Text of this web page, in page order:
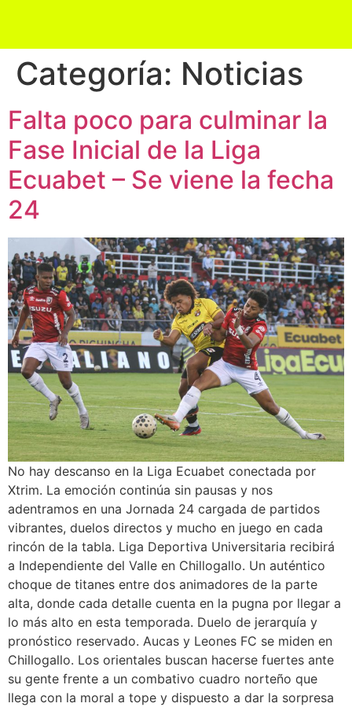
Categoría: Noticias
Falta poco para culminar la
Fase Inicial de la Liga
Ecuabet – Se viene la fecha
24
No hay descanso en la Liga Ecuabet conectada por
Xtrim. La emoción continúa sin pausas y nos
adentramos en una Jornada 24 cargada de partidos
vibrantes, duelos directos y mucho en juego en cada
rincón de la tabla. Liga Deportiva Universitaria recibirá
a Independiente del Valle en Chillogallo. Un auténtico
choque de titanes entre dos animadores de la parte
alta, donde cada detalle cuenta en la pugna por llegar a
lo más alto en esta temporada. Duelo de jerarquía y
pronóstico reservado. Aucas y Leones FC se miden en
Chillogallo. Los orientales buscan hacerse fuertes ante
su gente frente a un combativo cuadro norteño que
llega con la moral a tope y dispuesto a dar la sorpresa